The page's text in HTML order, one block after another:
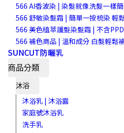
566 AI香波染 | 染髮就像洗髮一樣
566 舒敏染髮霜 | 簡單一按梳染 輕
566 美色植萃護髮染髮霜 | 不含
566 補色商品 | 溫和成分 白髮輕鬆
SUNCUT防曬乳
商品分類
沐浴
沐浴乳 | 沐浴露
家庭號沐浴乳
洗手乳